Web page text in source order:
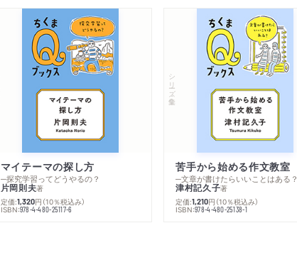
マイテーマの探し方
─探究学習ってどうやるの？
片岡則夫著
定価:1,320円 （10％税込み）
ISBN:978-4-480-25117-6
シリーズ・全集
苦手から始める作文教室
─文章が書けたらいいことはある？
津村記久子著
定価:1,210円 （10％税込み）
ISBN:978-4-480-25138-1